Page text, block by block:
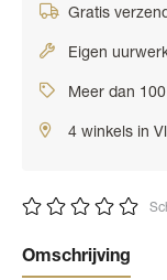
Gratis
Eigen
Meer dan
4 winkels in
Omschrijving